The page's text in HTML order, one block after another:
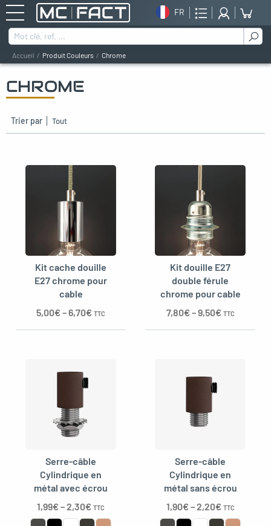
FR
Rechercher :
Accueil Produit Couleurs Chrome
CHROME
Trier par
Kit cache douille
E27 chrome pour
cable
5,00€–6,70€ TTC
Kit douille E27
double férule
chrome pour cable
7,80€–9,50€ TTC
Serre-câble
Cylindrique en
métal avec écrou
1,99€–2,30€ TTC
Serre-câble
Cylindrique en
métal sans écrou
1,90€–2,20€ TTC
menu
menu
menu
menu